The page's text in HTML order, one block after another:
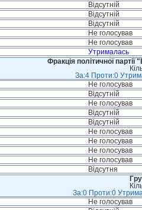
Відсутній
Відсутній
Відсутній
Не голосував
Не голосував
Утрималась
Фракція політичної
За:4 Проти:0
Не голосував
Відсутній
Не голосував
Відсутній
Відсутній
Не голосував
Не голосував
Не голосував
Не голосував
Відсутня
За:0 Проти:0
Не голосував